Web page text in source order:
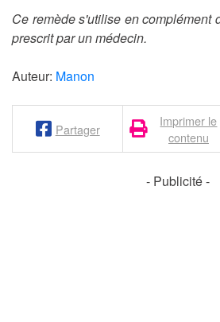
Ce remède s'utilise en complément
prescrit par un médecin.
Auteur: Manon
Partager
Imprimer le
contenu
- Publicité -